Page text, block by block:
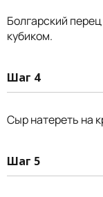
Болгарский
кубиком.
Шаг 4
Сыр натереть на
Шаг 5